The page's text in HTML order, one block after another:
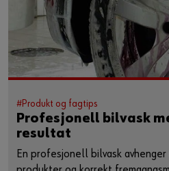
#Produkt og fagtips
Profesjonell bilvask
resultat
En profesjonell bilvask